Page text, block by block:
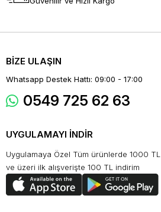
BİZE ULAŞIN
Whatsapp Destek Hattı: 09:00 - 17:00
0549 725 62 63
UYGULAMAYI İNDİR
Uygulamaya Özel Tüm ürünlerde 1000 TL
ve üzeri ilk alışverişte 100 TL indirim